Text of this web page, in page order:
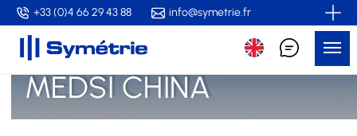
Skip
to
content
+33 (0)4 66 29 43 88 info@symetrie.fr
MEDSI CHINA